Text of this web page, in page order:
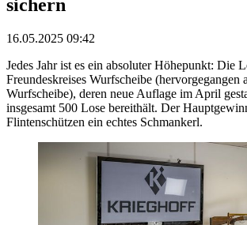
sichern
16.05.2025 09:42
Jedes Jahr ist es ein absoluter Höhepunkt: Die
Freundeskreises Wurfscheibe (hervorgegangen
Wurfscheibe), deren neue Auflage im April
insgesamt 500 Lose bereithält. Der
Flintenschützen ein echtes Schmankerl.